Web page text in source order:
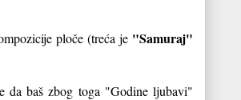
ploče (treća je "Samuraj"
da baš zbog toga "Godine ljubavi"